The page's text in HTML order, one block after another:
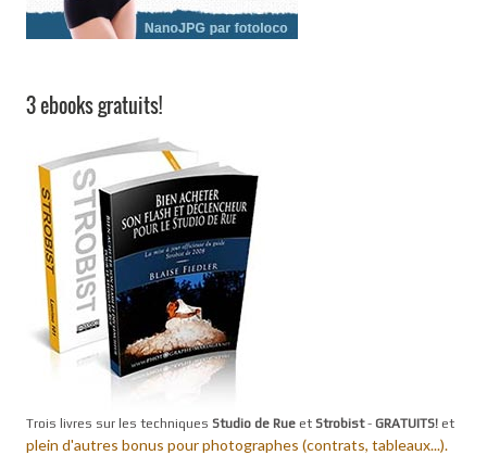
3 ebooks gratuits!
Trois livres sur les techniques Studio de Rue et Strobist- GRATUITS! et
plein d'autres bonus pour photographes (contrats, tableaux...).